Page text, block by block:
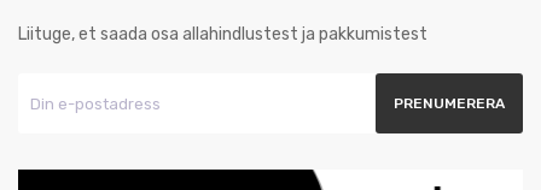
Liituge, et saada osa allahindlustest ja pakkumistest